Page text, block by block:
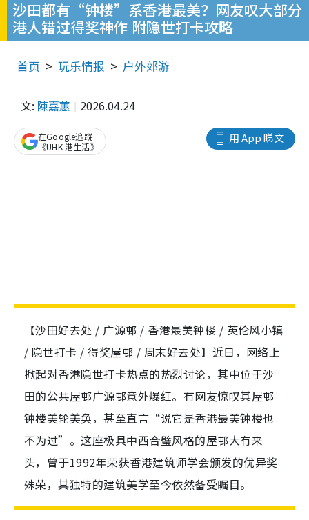
沙田都有“钟楼”系香港最美？网友叹大部分
港人错过得奖神作 附隐世打卡攻略
首页 玩乐情报 户外郊游
文: 陳嘉蕙 2026.04.24
用 App 睇文
在Google追蹤
《UHK 港生活》
【沙田好去处 / 广源邨 / 香港最美钟楼 / 英伦风小镇
/ 隐世打卡 / 得奖屋邨 / 周末好去处】近日，网络上
掀起对香港隐世打卡热点的热烈讨论，其中位于沙
田的公共屋邨广源邨意外爆红。有网友惊叹其屋邨
钟楼美轮美奂，甚至直言“说它是香港最美钟楼也
不为过”。这座极具中西合璧风格的屋邨大有来
头，曾于1992年荣获香港建筑师学会颁发的优异奖
殊荣，其独特的建筑美学至今依然备受瞩目。